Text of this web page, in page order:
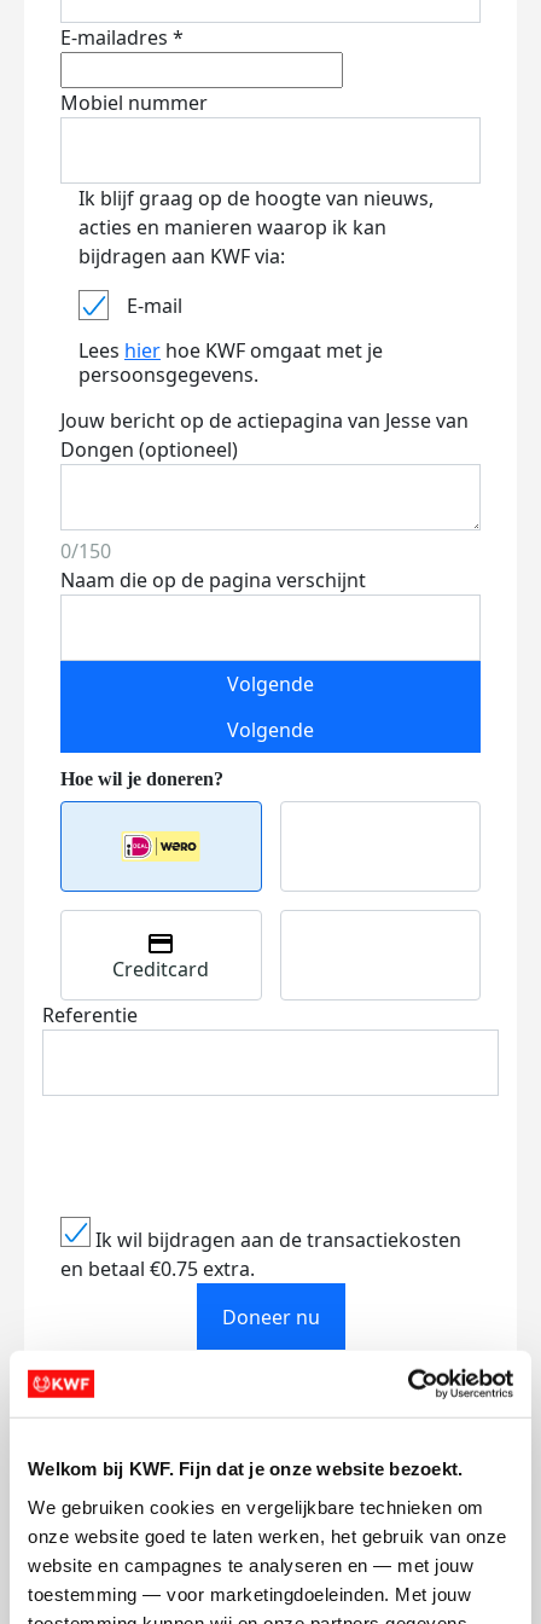
Welkom bij KWF. Fijn dat je onze website bezoekt.
We gebruiken cookies en vergelijkbare technieken om
onze website goed te laten werken, het gebruik van onze
website en campagnes te analyseren en — met jouw
toestemming — voor marketingdoeleinden. Met jouw
E-mailadres *
Mobiel nummer
Ik blijf graag op de hoogte van nieuws,
acties en manieren waarop ik kan
bijdragen aan KWF via:
E-mail
Lees hier hoe KWF omgaat met je
persoonsgegevens.
Jouw bericht op de actiepagina van Jesse van
Dongen (optioneel)
0/150
Naam die op de pagina verschijnt
Volgende
Volgende
Creditcard
Referentie
Ik wil bijdragen aan de transactiekosten
en betaal €0.75 extra.
Doneer nu
Opgehaald
€2.549
Streefbedrag
€3.000
Doneer